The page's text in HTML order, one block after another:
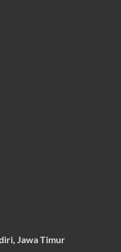
Jawa Timur